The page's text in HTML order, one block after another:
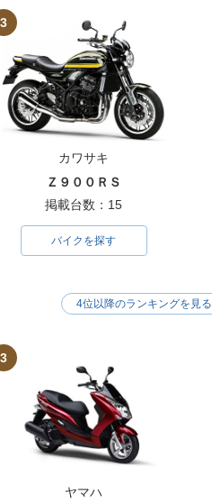
3
カワサキ
Ｚ９００ＲＳ
掲載台数：15
バイクを探す
3
ヤマハ
4位以降のランキングを見る